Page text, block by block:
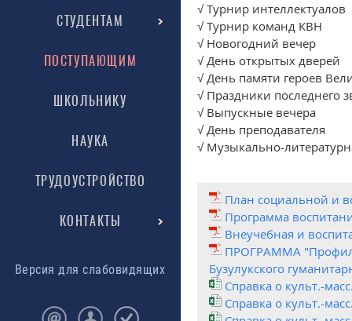
СТУДЕНТАМ
ПОСТУПАЮЩИМ
ШКОЛЬНИКУ
НАУКА
ТРУДОУСТРОЙСТВО
КОНТАКТЫ
Версия для слабовидящих
√ Турнир интеллектуалов
√ Турнир команд КВН
√ Новогодний вечер
√ День открытых дверей
√ День памяти героев
√ Праздники последнего
√ Выпускные вечера
√ День преподавателя
√ Музыкально-
План социальной и
Программа
Внеучебная и
ПРОГРАММА
Бузулукского
Справка о культ.-
Справка о культ.-